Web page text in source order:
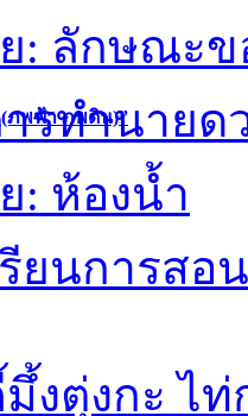
(ภพฟ้า ภพดิน)”
: ลักษณะ
รทำนายด
: ห้องน้ำ
รียนการส
งตุ่งกะ ไ